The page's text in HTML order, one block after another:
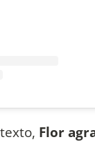
Flor